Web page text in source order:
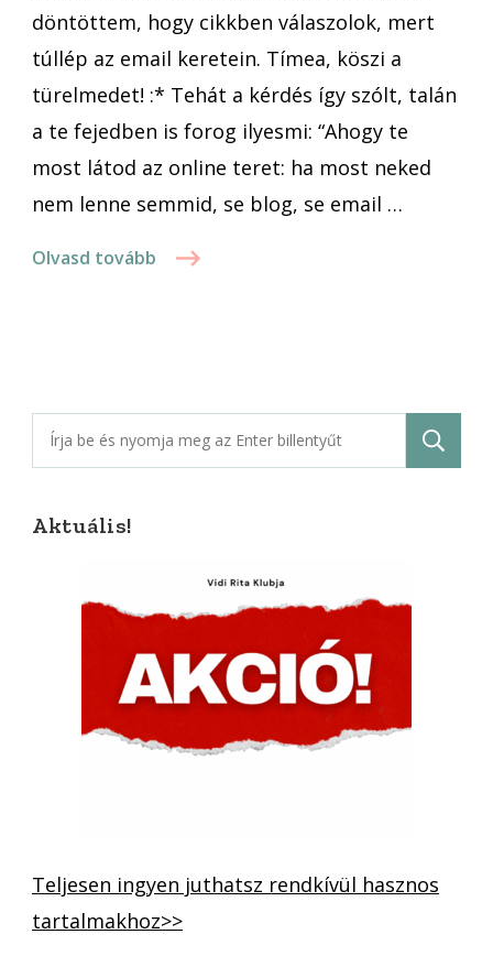
döntöttem, hogy cikkben válaszolok, mert
túllép az email keretein. Tímea, köszi a
türelmedet! :* Tehát a kérdés így szólt, talán
a te fejedben is forog ilyesmi: “Ahogy te
most látod az online teret: ha most neked
nem lenne semmid, se blog, se email …
Olvasd tovább
Keresés:
Aktuális!
Teljesen ingyen juthatsz rendkívül hasznos
tartalmakhoz>>